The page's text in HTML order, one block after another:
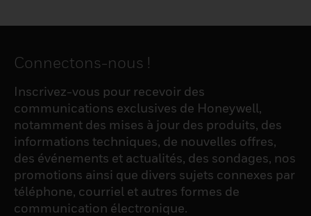
Connectons-nous !
Inscrivez-vous pour recevoir des
communications exclusives de Honeywell,
notamment des mises à jour des produits, des
informations techniques, de nouvelles offres,
des événements et actualités, des sondages, nos
promotions ainsi que divers sujets connexes par
téléphone, courriel et autres formes de
communication électronique.